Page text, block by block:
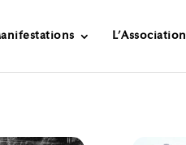
L’Association